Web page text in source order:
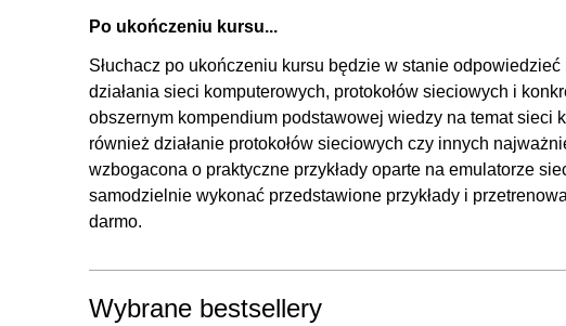
3.2. Co to jest adres MAC? [39]
3.3. Jak działa port-security? [40]
3.4. Co to jest STP? Dlaczego potrzebujemy STP? Jakie są wady
3.5. Jak wybierany jest root bridge w STP? [42]
3.6. Na jakiej podstawie w STP blokowany jest port? [43]
3.7. Co to jest RSTP? [44]
3.8. Co to jest sieć VLAN? [45]
3.10. Co to jest interfejs trunk? [47]
Po ukończeniu kursu...
Słuchacz po ukończeniu kursu będzie w stanie
działania sieci komputerowych, protokołów sieciowych i
obszernym kompendium podstawowej wiedzy na temat
również działanie protokołów sieciowych czy innych
wzbogacona o praktyczne przykłady oparte na emulatorze
samodzielnie wykonać przedstawione przykłady i
darmo.
Wybrane bestsellery